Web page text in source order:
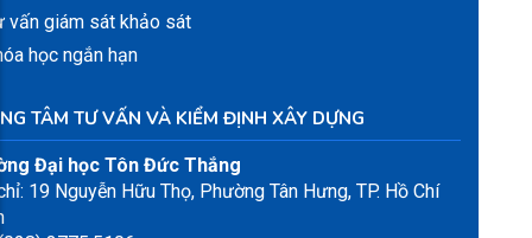
vấn giám sát khảo sát
học ngắn hạn
TÂM TƯ VẤN VÀ KIỂM ĐỊNH XÂY DỰNG
Đại học Tôn Đức Thắng
19 Nguyễn Hữu Thọ, Phường Tân Hưng, TP. Hồ Chí